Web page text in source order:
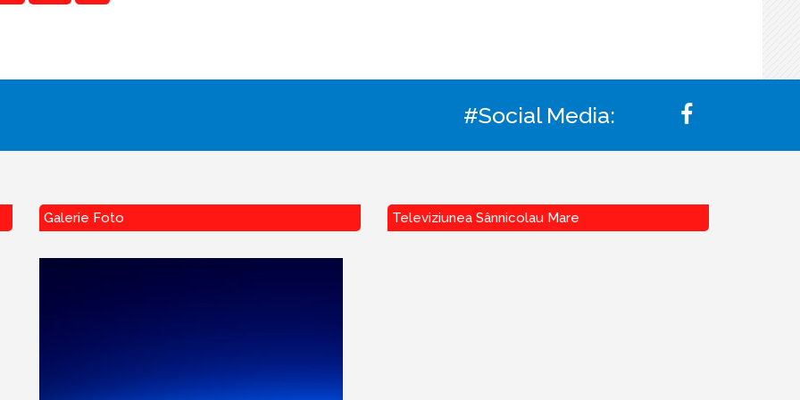
#Social Media:
Galerie Foto Televiziunea Sânnicolau Mare